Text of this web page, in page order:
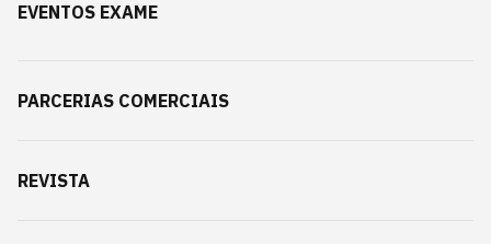
EVENTOS EXAME
PARCERIAS COMERCIAIS
REVISTA